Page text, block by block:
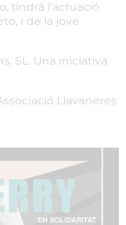
tindrà l'actuació
i de la jove
SL. Una iniciativa
Llavaneres